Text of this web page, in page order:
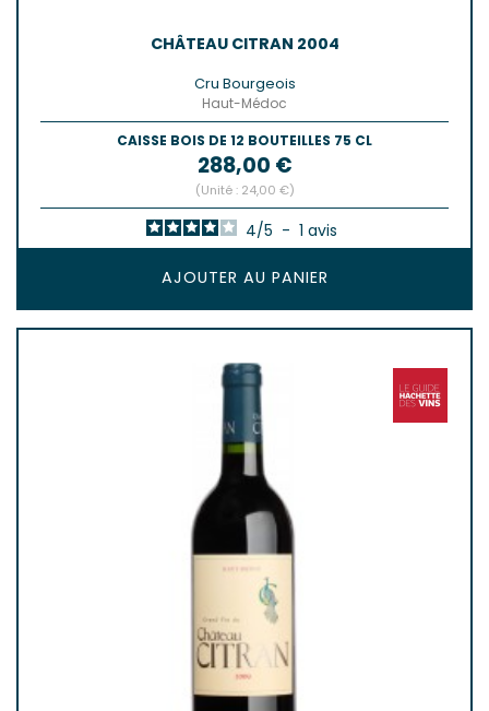
CHÂTEAU CITRAN 2004
Cru Bourgeois
Haut-Médoc
CAISSE BOIS DE 12 BOUTEILLES 75 CL
Prix
288,00 €
(Unité : 24,00 €)
4/5 - 1 avis
AJOUTER AU PANIER